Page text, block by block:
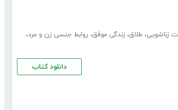
زناشویی، طلاق، زندگی موفق، روابط جنسی زن و مرد،
دانلود کتاب